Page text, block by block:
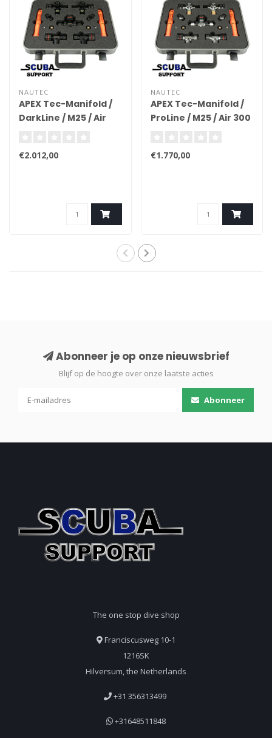
NAUTEC
APEX Tec-Manifold /
DarkLine / M25 / Air
€2.012,00
NAUTEC
APEX Tec-Manifold /
ProLine / M25 / Air 300
€1.770,00
Abonneer je op onze nieuwsbrief
Blijf op de hoogte over onze laatste acties
Abonneer
The one stop dive shop
Franciscusweg 10-1
1216SK
Hilversum, the Netherlands
+31 356313499
+31648511848